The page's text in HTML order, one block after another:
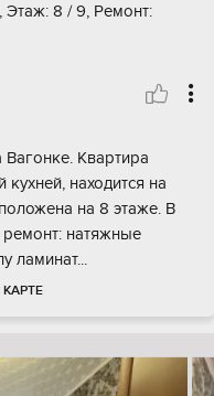
8 / 9, Ремонт:
Квартира
находится на
на 8 этаже. В
ремонт: натяжные
ламинат...